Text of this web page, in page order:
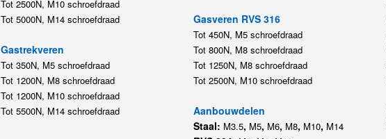
Tot 2500N, M10 schroefdraad
Tot 5000N, M14 schroefdraad
Gastrekveren
Tot 350N, M5 schroefdraad
Tot 1200N, M8 schroefdraad
Tot 1200N, M10 schroefdraad
Tot 5500N, M14 schroefdraad
Gasveren RVS 316
Tot 450N, M5 schroefdraad
Tot 800N, M8 schroefdraad
Tot 1250N, M8 schroefdraad
Tot 2500N, M10 schroefdraad
Aanbouwdelen
Staal: M3.5, M5, M6, M8, M10, M14